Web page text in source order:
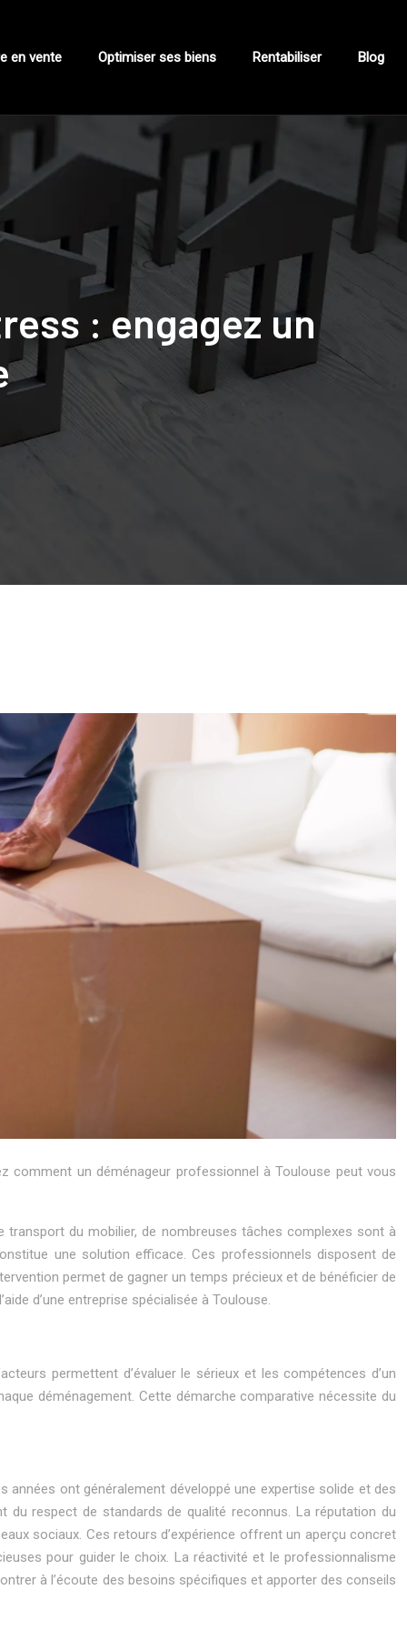
en vente Optimiser ses biens Rentabiliser Blog
: engagez un
comment un déménageur professionnel à Toulouse peut vous
transport du mobilier, de nombreuses tâches complexes sont à
une solution efficace. Ces professionnels disposent de
permet de gagner un temps précieux et de bénéficier de
d’une entreprise spécialisée à Toulouse.
permettent d’évaluer le sérieux et les compétences d’un
déménagement. Cette démarche comparative nécessite du
ont généralement développé une expertise solide et des
respect de standards de qualité reconnus. La réputation du
sociaux. Ces retours d’expérience offrent un aperçu concret
pour guider le choix. La réactivité et le professionnalisme
à l’écoute des besoins spécifiques et apporter des conseils